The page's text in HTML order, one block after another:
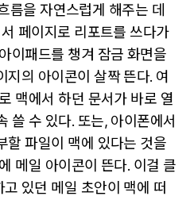
름을 자연스럽게 해주는 데
페이지로 리포트를 쓰다가
이패드를 챙겨 잠금 화면을
지의 아이콘이 살짝 뜬다. 여
맥에서 하던 문서가 바로 열
쓸 수 있다. 또는, 아이폰에서
할 파일이 맥에 있다는 것을
메일 아이콘이 뜬다. 이걸 클
있던 메일 초안이 맥에 떠